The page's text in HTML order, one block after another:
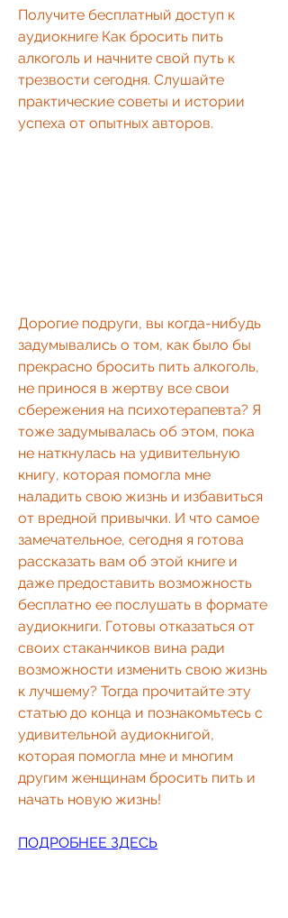
Получите бесплатный доступ к
аудиокниге Как бросить пить
алкоголь и начните свой путь к
трезвости сегодня. Слушайте
практические советы и истории
успеха от опытных авторов.
Дорогие подруги, вы когда-нибудь
задумывались о том, как было бы
прекрасно бросить пить алкоголь,
не принося в жертву все свои
сбережения на психотерапевта? Я
тоже задумывалась об этом, пока
не наткнулась на удивительную
книгу, которая помогла мне
наладить свою жизнь и избавиться
от вредной привычки. И что самое
замечательное, сегодня я готова
рассказать вам об этой книге и
даже предоставить возможность
бесплатно ее послушать в формате
аудиокниги. Готовы отказаться от
своих стаканчиков вина ради
возможности изменить свою жизнь
к лучшему? Тогда прочитайте эту
статью до конца и познакомьтесь с
удивительной аудиокнигой,
которая помогла мне и многим
другим женщинам бросить пить и
начать новую жизнь!
ПОДРОБНЕЕ ЗДЕСЬ